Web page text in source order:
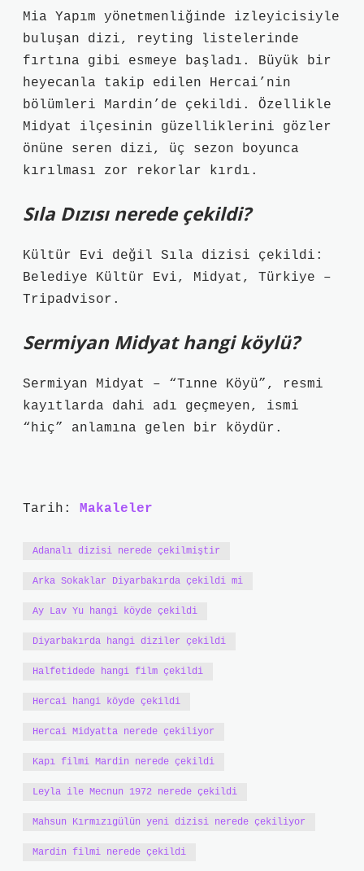
Mia Yapım yönetmenliğinde izleyicisiyle
buluşan dizi, reyting listelerinde
fırtına gibi esmeye başladı. Büyük bir
heyecanla takip edilen Hercai’nin
bölümleri Mardin’de çekildi. Özellikle
Midyat ilçesinin güzelliklerini gözler
önüne seren dizi, üç sezon boyunca
kırılması zor rekorlar kırdı.
Sıla Dızısı nerede çekildi?
Kültür Evi değil Sıla dizisi çekildi:
Belediye Kültür Evi, Midyat, Türkiye –
Tripadvisor.
Sermiyan Midyat hangi köylü?
Sermiyan Midyat – “Tınne Köyü”, resmi
kayıtlarda dahi adı geçmeyen, ismi
“hiç” anlamına gelen bir köydür.
Tarih: Makaleler
Adanalı dizisi nerede çekilmiştir
Arka Sokaklar Diyarbakırda çekildi mi
Ay Lav Yu hangi köyde çekildi
Diyarbakırda hangi diziler çekildi
Halfetidede hangi film çekildi
Hercai hangi köyde çekildi
Hercai Midyatta nerede çekiliyor
Kapı filmi Mardin nerede çekildi
Leyla ile Mecnun 1972 nerede çekildi
Mahsun Kırmızıgülün yeni dizisi nerede çekiliyor
Mardin filmi nerede çekildi